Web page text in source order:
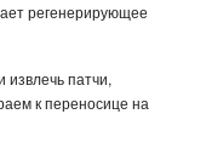
регенерирующее
патчи,
к переносице на